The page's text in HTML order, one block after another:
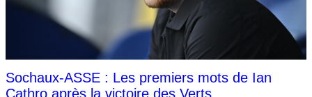
Sochaux-ASSE : Les premiers mots de Ian
Cathro après la victoire des Verts